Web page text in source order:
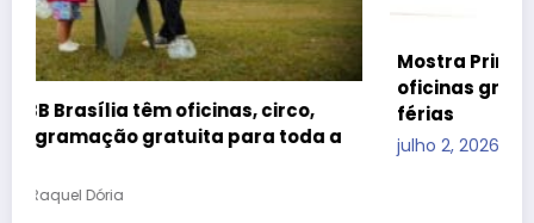
Mostra Primeira Infância leva teatro, cinema e
oficinas gratuitas ao CCBB Brasília durante as
férias
julho 2, 2026 Raquel Dória